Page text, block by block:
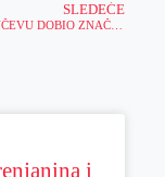
SLEDEĆE
i